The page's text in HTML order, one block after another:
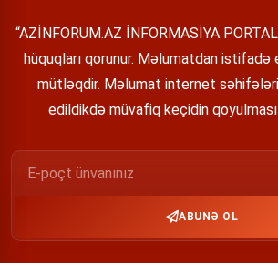
“AZİNFORUM.AZ İNFORMASİYA
hüquqları qorunur. Məlumatdan
mütləqdir. Məlumat internet
edildikdə müvafiq keçidin
ABUNƏ OL